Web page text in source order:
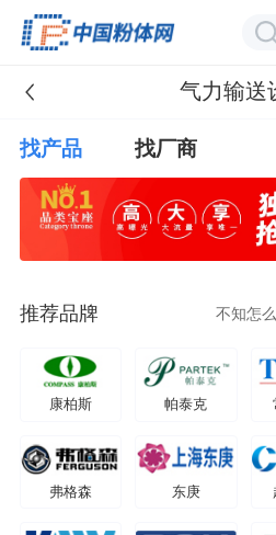
气力输送
找产品 找厂商
推荐品牌 不知怎
康柏斯 帕泰克
弗格森 东庚